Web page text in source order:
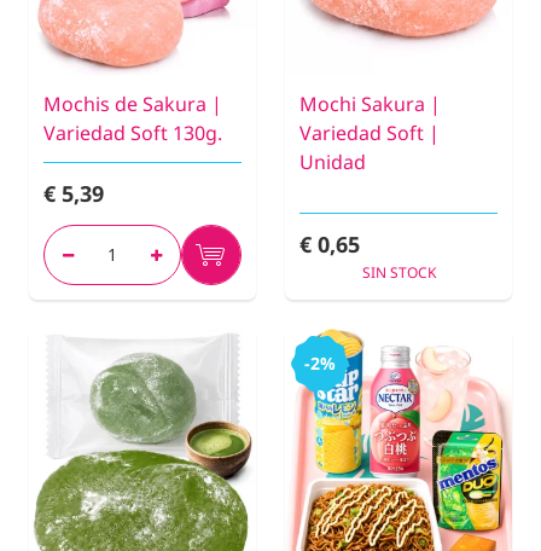
Mochis de Sakura |
Variedad Soft 130g.
€ 5,39
Mochi Sakura |
Variedad Soft |
Unidad
€ 0,65
SIN STOCK
-2%